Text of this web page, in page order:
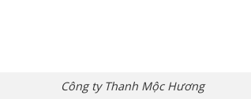
Công ty Thanh Mộc Hương